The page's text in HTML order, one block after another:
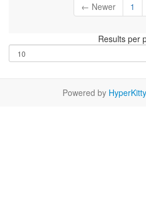
← Newer 1
Results per
Powered by HyperKitty